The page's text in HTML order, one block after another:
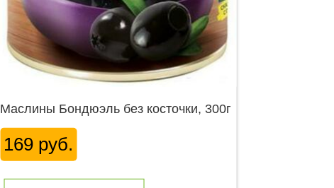
Маслины Бондюэль без косточки, 300г
169 руб.